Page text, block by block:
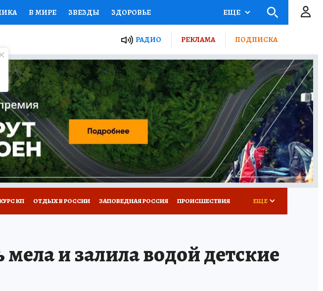
В МИРЕ ЗВЕЗДЫ ЗДОРОВЬЕ
НАЦИОНАЛЬНЫЕ ПРОЕКТЫ РОССИИ
СЕМЬЯ ЖЕНСКИЕ СЕКРЕТЫ ПУТЕВОДИТЕЛЬ
СПЕЦПРОЕКТЫ ДЕФИЦИТ ЖЕЛЕЗА ТУРИЗМ
РАБОТА У НАС ГИД ПОТРЕБИТЕЛЯ ВСЕ О КП
ЕЩЕ
РАДИО РЕКЛАМА ПОДПИСКА
КП ОТДЫХ В РОССИИ ЗАПОВЕДНАЯ РОССИЯ ПРОИСШЕСТВИЯ ЕЩЕ
и залила водой детские